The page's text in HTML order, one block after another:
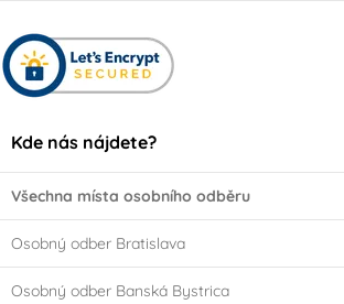
Kde nás nájdete?
Všechna místa osobního odběru
Osobný odber Bratislava
Osobný odber Banská Bystrica